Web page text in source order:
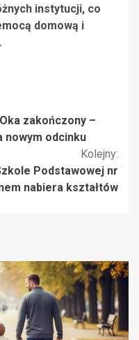
instytucji, co
domową i
zakończony –
odcinku
Kolejny:
Podstawowej nr
nabiera kształtów